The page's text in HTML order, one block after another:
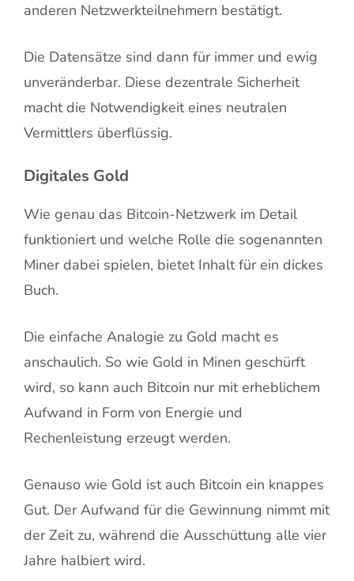
anderen Netzwerkteilnehmern bestätigt.
Die Datensätze sind dann für immer und ewig
unveränderbar. Diese dezentrale Sicherheit
macht die Notwendigkeit eines neutralen
Vermittlers überflüssig.
Digitales Gold
Wie genau das Bitcoin-Netzwerk im Detail
funktioniert und welche Rolle die sogenannten
Miner dabei spielen, bietet Inhalt für ein dickes
Buch.
Die einfache Analogie zu Gold macht es
anschaulich. So wie Gold in Minen geschürft
wird, so kann auch Bitcoin nur mit erheblichem
Aufwand in Form von Energie und
Rechenleistung erzeugt werden.
Genauso wie Gold ist auch Bitcoin ein knappes
Gut. Der Aufwand für die Gewinnung nimmt mit
der Zeit zu, während die Ausschüttung alle vier
Jahre halbiert wird.